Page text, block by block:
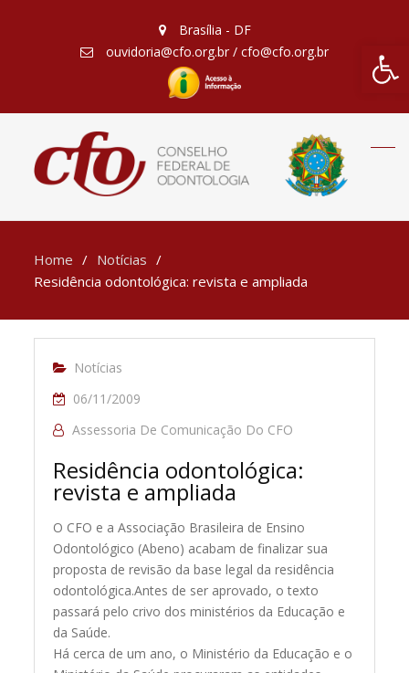
Barra
Brasília - DF
ouvidoria@cfo.org.br / cfo@cfo.org.br
Home
Notícias
Residência odontológica: revista e ampliada
Notícias
06/11/2009
Assessoria De Comunicação Do CFO
Residência odontológica:
revista e ampliada
O CFO e a Associação Brasileira de Ensino
Odontológico (Abeno) acabam de finalizar sua
proposta de revisão da base legal da residência
odontológica.Antes de ser aprovado, o texto
passará pelo crivo dos ministérios da Educação e
da Saúde.
Há cerca de um ano, o Ministério da Educação e o